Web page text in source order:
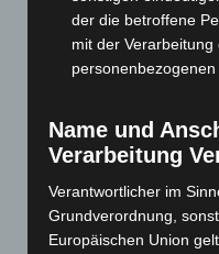
Februar 2024(103)
Januar 2024 (111)
Dezember 2023(130)
Oktober 2023(114)
September 2023(133)
August 2023(134)
Juli 2023(118)
der die betroffene
mit der
Name und
Verarbeitung
Verantwortlicher im
Grundverordnung,
Europäischen Union